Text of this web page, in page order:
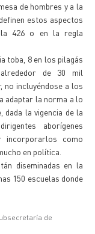
de hombres y a la
estos aspectos
426 o en la regla
toba, 8 en los pilagás
de 30 mil
no incluyéndose a los
adaptar la norma a lo
dada la vigencia de la
aborígenes
incorporarlos como
en política.
diseminadas en la
150 escuelas donde
de